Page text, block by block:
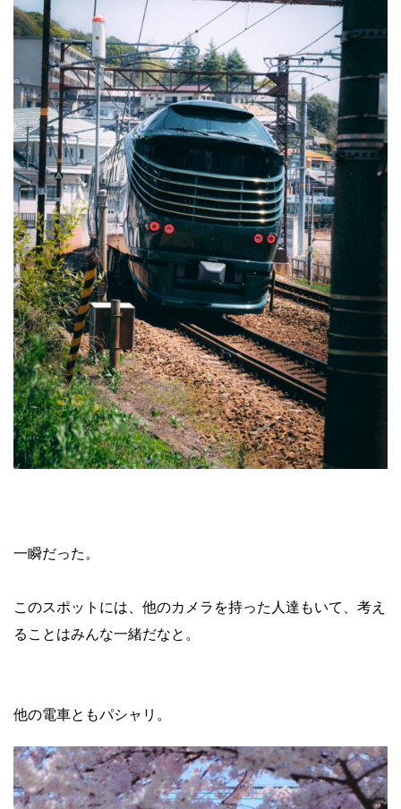
一瞬だった。
このスポットには、他のカメラを持った人達もいて、考え
ることはみんな一緒だなと。
他の電車ともパシャリ。